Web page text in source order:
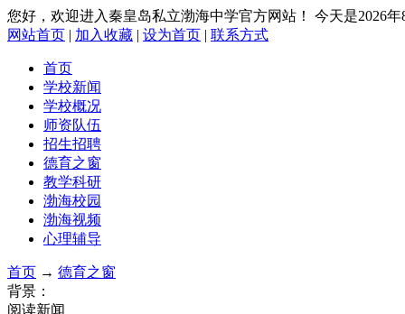
您好，欢迎进入秦皇岛私立渤海中学官方网站！ 今天是2026
网站首页 | 加入收藏 | 设为首页 | 联系方式
首页
学校新闻
学校概况
师资队伍
招生招聘
德育之窗
教学科研
渤海校园
渤海视频
心理辅导
首页 → 德育之窗
背景：
阅读新闻